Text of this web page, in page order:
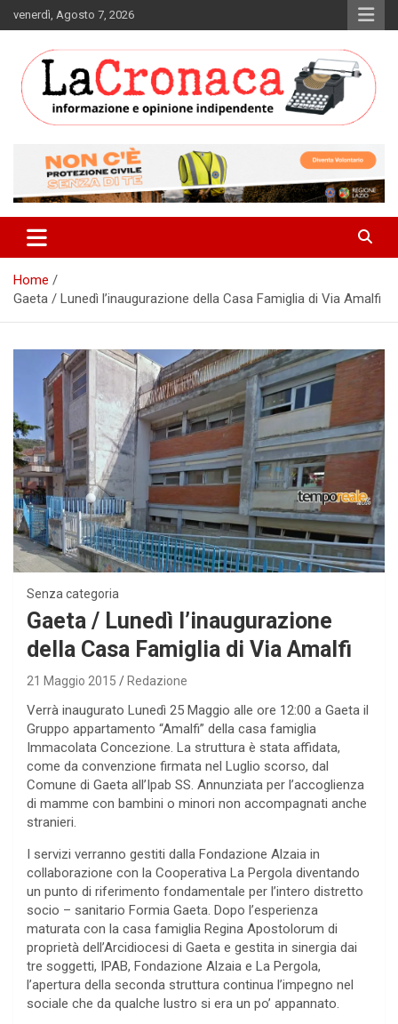
to
venerdì, Agosto 7, 2026
La Cronaca Quotidiano
Home
Gaeta / Lunedì l’inaugurazione della Casa Famiglia di Via Amalfi
Senza categoria
Gaeta / Lunedì l’inaugurazione
della Casa Famiglia di Via Amalfi
21 Maggio 2015 Redazione
Verrà inaugurato Lunedì 25 Maggio alle ore 12:00 a Gaeta il
Gruppo appartamento “Amalfi” della casa famiglia
Immacolata Concezione. La struttura è stata affidata,
come da convenzione firmata nel Luglio scorso, dal
Comune di Gaeta all’Ipab SS. Annunziata per l’accoglienza
di mamme con bambini o minori non accompagnati anche
stranieri.
I servizi verranno gestiti dalla Fondazione Alzaia in
collaborazione con la Cooperativa La Pergola diventando
un punto di riferimento fondamentale per l’intero distretto
socio – sanitario Formia Gaeta. Dopo l’esperienza
maturata con la casa famiglia Regina Apostolorum di
proprietà dell’Arcidiocesi di Gaeta e gestita in sinergia dai
tre soggetti, IPAB, Fondazione Alzaia e La Pergola,
l’apertura della seconda struttura continua l’impegno nel
sociale che da qualche lustro si era un po’ appannato.